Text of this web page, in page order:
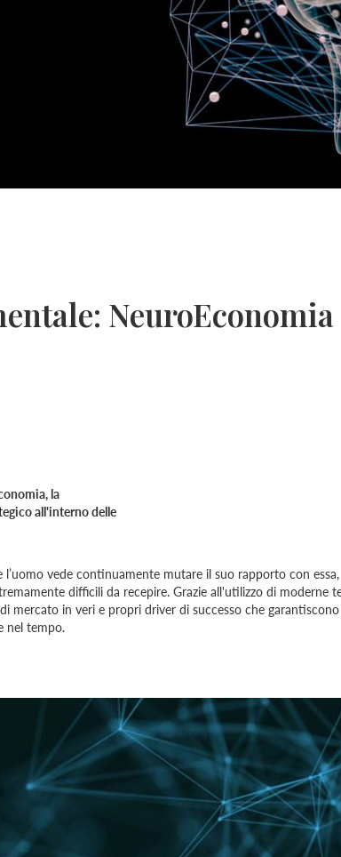
NeuroEconomia
la
all'interno delle
vede continuamente mutare il suo rapporto con essa,
difficili da recepire. Grazie all'utilizzo di moderne
mercato in veri e propri driver di successo che
nel tempo.